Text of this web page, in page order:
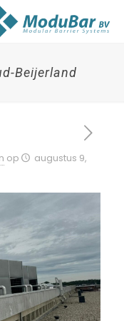
Beijerland
op
augustus 9,